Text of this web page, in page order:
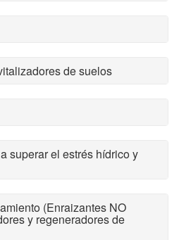
de suelos
superar el estrés hídrico y
(Enraizantes NO
y regeneradores de